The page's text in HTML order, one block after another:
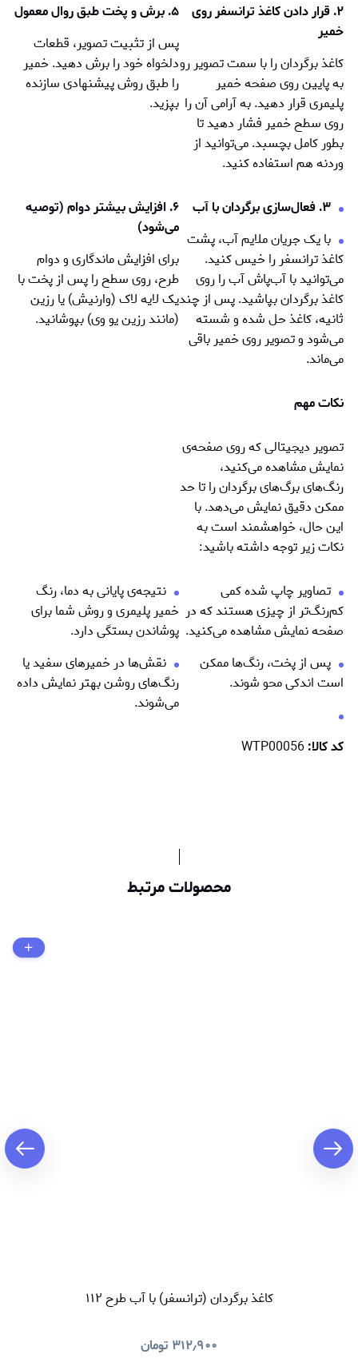
۲. قرار دادن کاغذ ترانسفر روی
خمیر
کاغذ برگردان را با سمت تصویر رو
به پایین روی صفحه خمير
پلیمری قرار دهید. به آرامی آن را
روی سطح خمير فشار دهید تا
بطور کامل بچسبد. می‌توانید از
وردنه هم استفاده کنید.
۵. برش و پخت طبق روال معمول
پس از تثبيت تصوير، قطعات
دلخواه خود را برش دهید. خمير
را طبق روش پیشنهادی سازنده
بپزید.
۳. فعال‌سازی برگردان با آب
با یک جریان ملایم آب، پشت
کاغذ ترانسفر را خیس کنید.
می‌توانید با آب‌پاش آب را روی
کاغذ برگردان بپاشید. پس از چند
ثانیه، کاغذ حل شده و شسته
می‌شود و تصویر روی خمیر باقی
می‌ماند.
۶. افزایش بيشتر دوام (توصيه
می‌شود)
برای افزایش ماندگاری و دوام
طرح، روی سطح را پس از پخت با
یک لایه لاک (وارنیش) یا رزین
(مانند رزین یو وی) بپوشانید.
نکات مهم
تصویر دیجیتالی که روی صفحه‌ی
نمایش مشاهده می‌کنید،
رنگ‌های برگ‌های برگردان را تا حد
ممکن دقیق نمایش می‌دهد. با
این حال، خواهشمند است به
نکات زیر توجه داشته باشید:
تصاویر چاپ شده کمی
کم‌رنگ‌تر از چیزی هستند که در
صفحه نمایش مشاهده می‌کنید.
پس از پخت، رنگ‌ها ممكن
است اندکی محو شوند.
نتيجه‌ی پایانی به دما، رنگ
خمیر پلیمری و روش شما برای
پوشاندن بستگی دارد.
نقش‌ها در خمیرهای سفید یا
رنگ‌های روشن بهتر نمایش داده
می‌شوند.
کد کالا:WTP00056
محصولات مرتبط
کاغذ برگردان (ترانسفر) با آب طرح ۱۱۲
۳۱۲٫۹۰۰ تومان